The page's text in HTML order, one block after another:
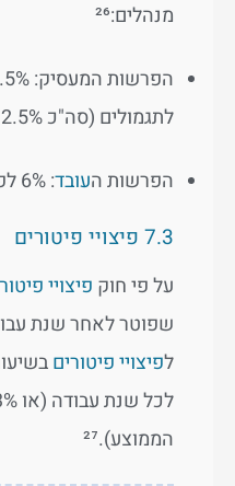
מנהלים:²⁶
לתגמולים (סה"כ 12.5%)
הפרשות העובד: 6% לפחות
7.3 פיצויי פיטורים
על פי חוק פיצויי
שפוטר לאחר שנת
לפיצויי פיטורים
לכל שנת עבודה (או 8.33% מה
הממוצע).²⁷